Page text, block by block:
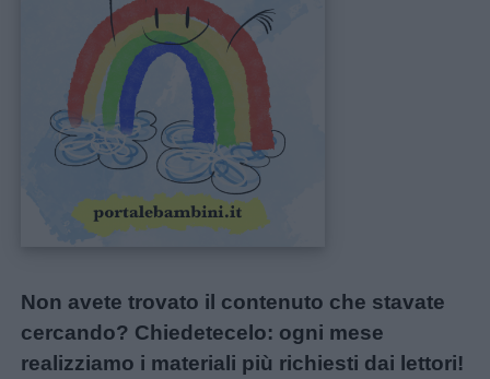
Non avete trovato il contenuto che stavate
cercando? Chiedetecelo: ogni mese
realizziamo i materiali più richiesti dai lettori!